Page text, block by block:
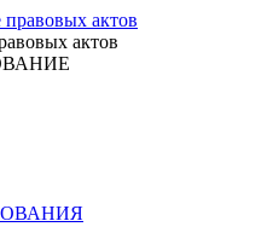
актов